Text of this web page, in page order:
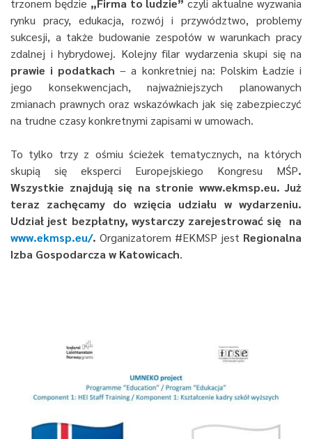
trzonem będzie „Firma to ludzie” czyli aktualne wyzwania
rynku pracy, edukacja, rozwój i przywództwo, problemy
sukcesji, a także budowanie zespołów w warunkach pracy
zdalnej i hybrydowej. Kolejny filar wydarzenia skupi się na
prawie i podatkach – a konkretniej na: Polskim Ładzie i
jego konsekwencjach, najważniejszych planowanych
zmianach prawnych oraz wskazówkach jak się zabezpieczyć
na trudne czasy konkretnymi zapisami w umowach.
To tylko trzy z ośmiu ścieżek tematycznych, na których
skupią się eksperci Europejskiego Kongresu MŚP.
Wszystkie znajdują się na stronie www.ekmsp.eu. Już
teraz zachęcamy do wzięcia udziału w wydarzeniu.
Udział jest bezpłatny, wystarczy zarejestrować się na
www.ekmsp.eu/. Organizatorem #EKMSP jest Regionalna
Izba Gospodarcza w Katowicach.